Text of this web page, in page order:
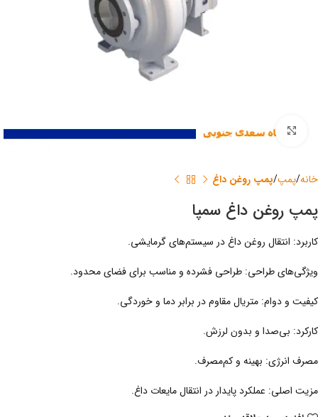
برای بزرگنمایی کلیک کنید
خانه پمپ پمپ روغن داغ
پمپ روغن داغ سمپا
کاربرد: انتقال روغن داغ در سیستم‌های گرمایشی.
ویژگی‌های طراحی: طراحی فشرده و مناسب برای فضای محدود.
کیفیت و دوام: متریال مقاوم در برابر دما و خوردگی.
کارکرد: بی‌صدا و بدون لرزش.
مصرف انرژی: بهینه و کم‌مصرف.
مزیت اصلی: عملکرد پایدار در انتقال مایعات داغ.